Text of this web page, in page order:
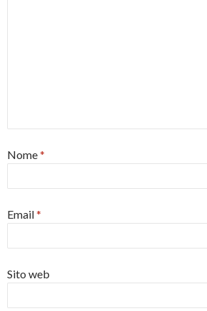
Nome*
Email*
Sito web